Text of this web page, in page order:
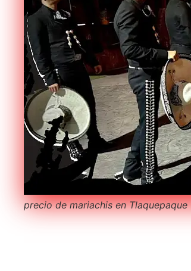
precio de mariachis en Tlaquepaque